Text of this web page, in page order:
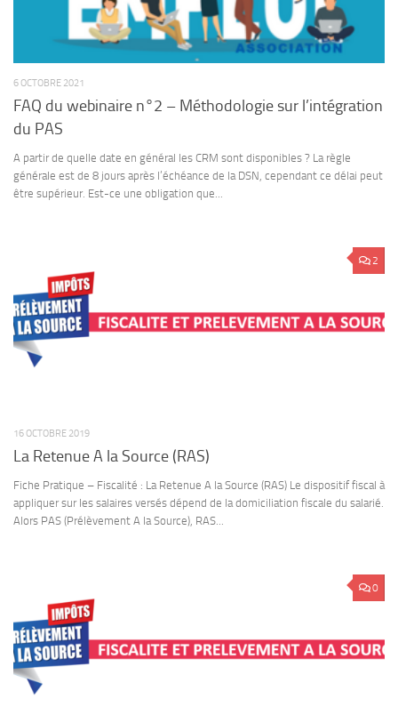
6 OCTOBRE 2021
FAQ du webinaire n°2 – Méthodologie sur l’intégration
du PAS
A partir de quelle date en général les CRM sont disponibles ? La règle
générale est de 8 jours après l’échéance de la DSN, cependant ce délai peut
être supérieur. Est-ce une obligation que...
2
16 OCTOBRE 2019
La Retenue A la Source (RAS)
Fiche Pratique – Fiscalité : La Retenue A la Source (RAS) Le dispositif fiscal à
appliquer sur les salaires versés dépend de la domiciliation fiscale du salarié.
Alors PAS (Prélèvement A la Source), RAS...
0